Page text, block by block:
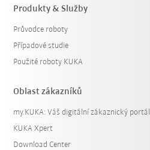
Produkty & Služby
Průvodce roboty
Případové studie
Použité roboty KUKA
Oblast zákazníků
my.KUKA: Váš digitální zákaznický portál
KUKA Xpert
Download Center